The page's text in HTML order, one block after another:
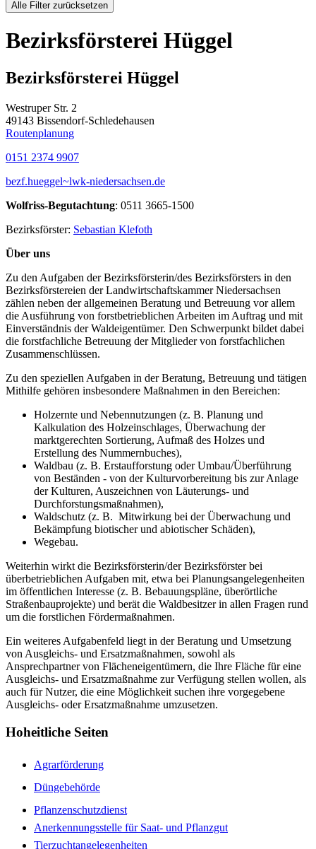
Alle Filter zurücksetzen
Bezirksförsterei Hüggel
Bezirksförsterei Hüggel
Westruper Str. 2
49143 Bissendorf-Schledehausen
Routenplanung
0151 2374 9907
bezf.hueggel~lwk-niedersachsen.de
Wolfriss-Begutachtung: 0511 3665-1500
Bezirksförster: Sebastian Klefoth
Über uns
Zu den Aufgaben der Bezirksförsterin/des Bezirksförsters in den
Bezirksförstereien der Landwirtschaftskammer Niedersachsen
zählen neben der allgemeinen Beratung und Betreuung vor allem
die Ausführung von forstbetrieblichen Arbeiten im Auftrag und mit
Einverständnis der Waldeigentümer. Den Schwerpunkt bildet dabei
die forstfachliche Betreuung der Mitglieder von forstfachlichen
Zusammenschlüssen.
Zu den speziellen Aufgaben in der Beratung, Betreuung und tätigen
Mithilfe gehören insbesondere Maßnahmen in den Bereichen:
Holzernte und Nebennutzungen (z. B. Planung und
Kalkulation des Holzeinschlages, Überwachung der
marktgerechten Sortierung, Aufmaß des Holzes und
Erstellung des Nummernbuches),
Waldbau (z. B. Erstaufforstung oder Umbau/Überführung
von Beständen - von der Kulturvorbereitung bis zur Anlage
der Kulturen, Auszeichnen von Läuterungs- und
Durchforstungsmaßnahmen),
Waldschutz (z. B. Mitwirkung bei der Überwachung und
Bekämpfung biotischer und abiotischer Schäden),
Wegebau.
Weiterhin wirkt die Bezirksförsterin/der Bezirksförster bei
überbetrieblichen Aufgaben mit, etwa bei Planungsangelegenheiten
im öffentlichen Interesse (z. B. Bebauungspläne, überörtliche
Straßenbauprojekte) und berät die Waldbesitzer in allen Fragen rund
um die forstlichen Fördermaßnahmen.
Ein weiteres Aufgabenfeld liegt in der Beratung und Umsetzung
von Ausgleichs- und Ersatzmaßnahmen, sowohl als
Ansprechpartner von Flächeneigentümern, die Ihre Fläche für eine
Ausgleichs- und Ersatzmaßnahme zur Verfügung stellen wollen, als
auch für Nutzer, die eine Möglichkeit suchen ihre vorgegebene
Ausgleichs- oder Ersatzmaßnahme umzusetzen.
Hoheitliche Seiten
Agrarförderung
Düngebehörde
Pflanzenschutzdienst
Anerkennungsstelle für Saat- und Pflanzgut
Tierzuchtangelegenheiten